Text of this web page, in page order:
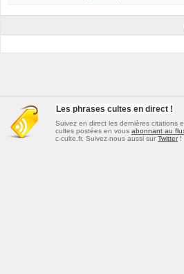
Les phrases cultes en direct !
Suivez en direct les dernières citations
cultes postées en vous abonnant au
c-culte.fr. Suivez-nous aussi sur Twitter!